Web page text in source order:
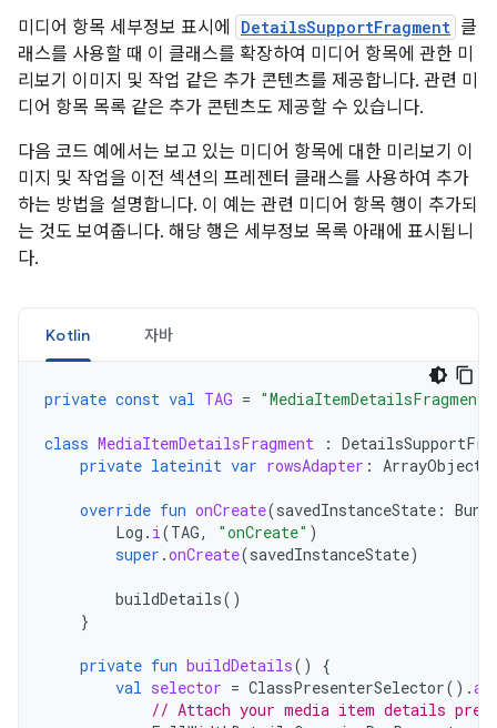
미디어 항목 세부정보 표시에 DetailsSupportFragment 클
래스를 사용할 때 이 클래스를 확장하여 미디어 항목에 관한 미
리보기 이미지 및 작업 같은 추가 콘텐츠를 제공합니다. 관련 미
디어 항목 목록 같은 추가 콘텐츠도 제공할 수 있습니다.
다음 코드 예에서는 보고 있는 미디어 항목에 대한 미리보기 이
미지 및 작업을 이전 섹션의 프레젠터 클래스를 사용하여 추가
하는 방법을 설명합니다. 이 예는 관련 미디어 항목 행이 추가되
는 것도 보여줍니다. 해당 행은 세부정보 목록 아래에 표시됩니
다.
Kotlin 자바
private const val TAG = "MediaItemDetailsFragment"
class MediaItemDetailsFragment :
private lateinit var rowsAdapter :
override fun onCreate(savedInstanceState :
Log . i(TAG, "onCreate" )
super .onCreate(savedInstanceState)
buildDetails()
}
private fun buildDetails()
{
val selector = ClassPresenterSelector().
// Attach your media item details